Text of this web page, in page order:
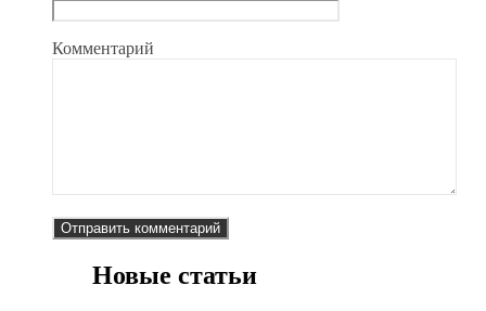
Комментарий
Новые статьи